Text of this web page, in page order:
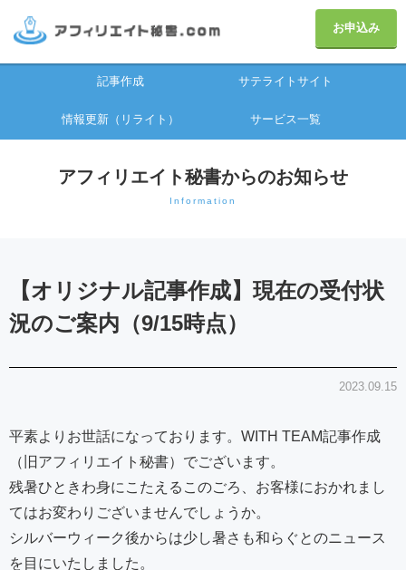
お申込み
記事作成 サテライトサイト
情報更新（リライト） サービス一覧
アフィリエイト秘書からのお知らせ
Information
【オリジナル記事作成】現在の受付状
況のご案内（9/15時点）
2023.09.15
平素よりお世話になっております。WITH TEAM記事作成
（旧アフィリエイト秘書）でございます。
残暑ひときわ身にこたえるこのごろ、お客様におかれまし
てはお変わりございませんでしょうか。
シルバーウィーク後からは少し暑さも和らぐとのニュース
を目にいたしました。